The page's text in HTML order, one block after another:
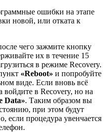
ошибки на этапе
новой, или отката к
чего зажмите кнопку
их в течение 15
в режиме Recovery.
«Reboot» и попробуйте
виде. Если вновь всё
войдите в Recovery, но на
Data». Таким образом вы
при этом будут
если процедура увенчается